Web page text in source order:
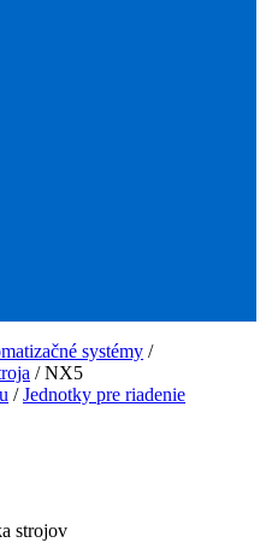
systémy /
/NX5
/Jednotky pre riadenie
strojov